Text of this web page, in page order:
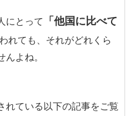
にとって
「他国に比べて
れても、それがどれくら
よね。
れている以下の記事をご覧